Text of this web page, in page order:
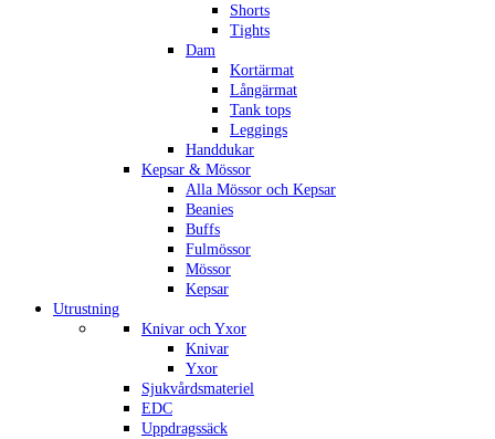
Shorts
Tights
Dam
Kortärmat
Långärmat
Tank tops
Leggings
Handdukar
Kepsar & Mössor
Alla Mössor och Kepsar
Beanies
Buffs
Fulmössor
Mössor
Kepsar
Utrustning
Knivar och Yxor
Knivar
Yxor
Sjukvårdsmateriel
EDC
Uppdragssäck